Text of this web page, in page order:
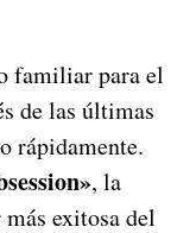
familiar para el
de las últimas
rápidamente.
, la
exitosa del